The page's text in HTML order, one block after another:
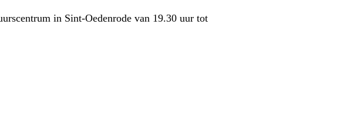
in Sint-Oedenrode van 19.30 uur tot